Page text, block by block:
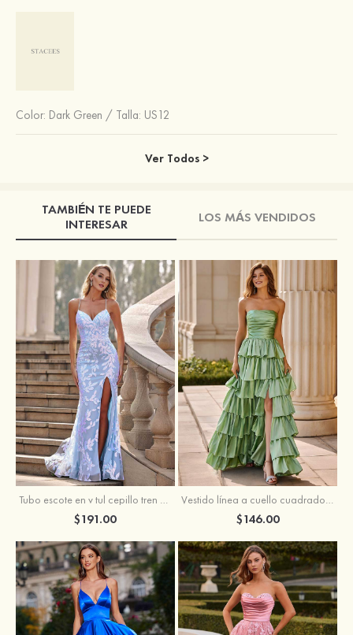
Color: Dark Green / Talla: US12
Ver Todos >
TAMBIÉN TE PUEDE
INTERESAR
LOS MÁS VENDIDOS
$191.00
Vestido línea a cuello cuadrado tafetán hasta el suelo vestido de graduación con volantes
$146.00